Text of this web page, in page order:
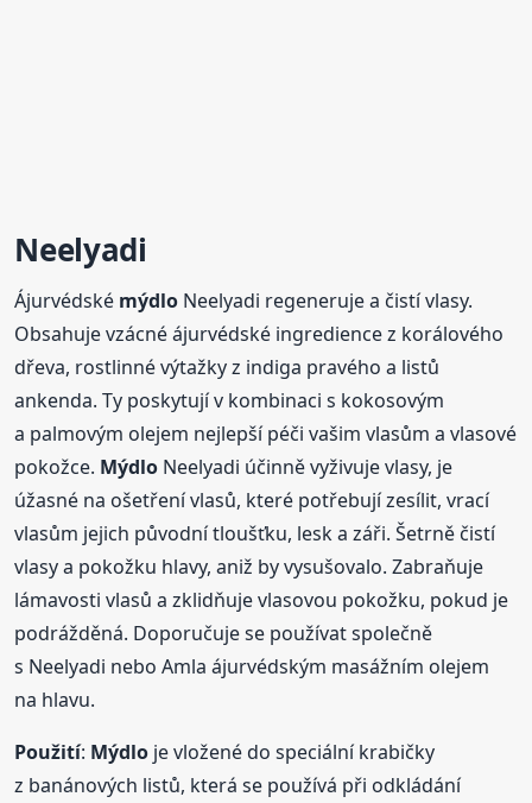
Neelyadi
Ájurvédské mýdlo Neelyadi regeneruje a čistí vlasy.
Obsahuje vzácné ájurvédské ingredience z korálového
dřeva, rostlinné výtažky z indiga pravého a listů
ankenda. Ty poskytují v kombinaci s kokosovým
a palmovým olejem nejlepší péči vašim vlasům a vlasové
pokožce. Mýdlo Neelyadi účinně vyživuje vlasy, je
úžasné na ošetření vlasů, které potřebují zesílit, vrací
vlasům jejich původní tloušťku, lesk a záři. Šetrně čistí
vlasy a pokožku hlavy, aniž by vysušovalo. Zabraňuje
lámavosti vlasů a zklidňuje vlasovou pokožku, pokud je
podrážděná. Doporučuje se používat společně
s Neelyadi nebo Amla ájurvédským masážním olejem
na hlavu.
Použití: Mýdlo je vložené do speciální krabičky
z banánových listů, která se používá při odkládání